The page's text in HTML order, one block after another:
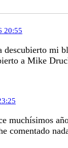
20:55
descubierto mi
a Mike
muchísimos
comentado